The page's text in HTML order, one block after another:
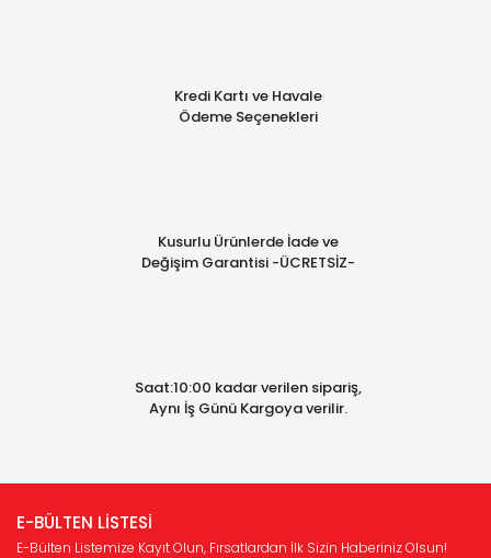
Kredi Kartı ve Havale
Ödeme Seçenekleri
Kusurlu Ürünlerde İade ve
Değişim Garantisi -ÜCRETSİZ-
Saat:10:00 kadar verilen sipariş,
Aynı İş Günü Kargoya verilir.
E-BÜLTEN LİSTESİ
E-Bülten Listemize Kayıt Olun, Fırsatlardan İlk Sizin Haberiniz Olsun!